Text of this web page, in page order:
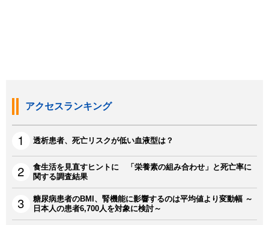
アクセスランキング
透析患者、死亡リスクが低い血液型は？
食生活を見直すヒントに 「栄養素の組み合わせ」と死亡率に
関する調査結果
糖尿病患者のBMI、腎機能に影響するのは平均値より変動幅 ～
日本人の患者6,700人を対象に検討～